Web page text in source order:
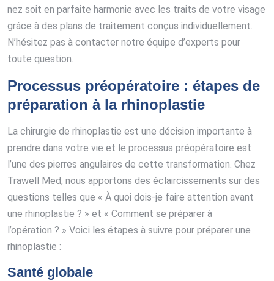
nez soit en parfaite harmonie avec les traits de votre visage
grâce à des plans de traitement conçus individuellement.
N’hésitez pas à contacter notre équipe d’experts pour
toute question.
Processus préopératoire : étapes de
préparation à la rhinoplastie
La chirurgie de rhinoplastie est une décision importante à
prendre dans votre vie et le processus préopératoire est
l’une des pierres angulaires de cette transformation. Chez
Trawell Med, nous apportons des éclaircissements sur des
questions telles que « À quoi dois-je faire attention avant
une rhinoplastie ? » et « Comment se préparer à
l’opération ? » Voici les étapes à suivre pour préparer une
rhinoplastie :
Santé globale